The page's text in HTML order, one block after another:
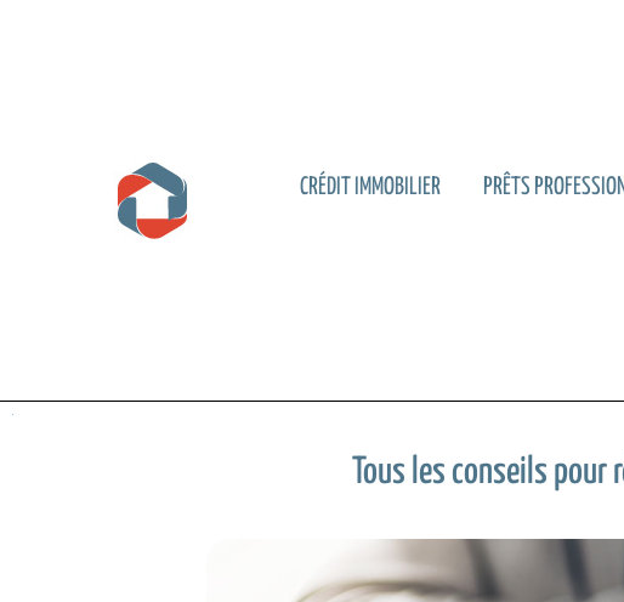
CRÉDIT IMMOBILIER PRÊTS
Tous les conseils